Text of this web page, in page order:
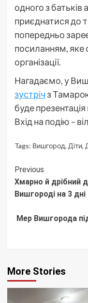
одного з
приєднатися до
попередньо
посиланням, яке
організації.
Нагадаємо, у
зустріч з
буде
Вхід на подію –
Tags: Вишгород, Діти,
Continue
Reading
Previous
Хмарно й дрібний
Вишгороді на 3 дні
Мер Вишгорода
More Stories